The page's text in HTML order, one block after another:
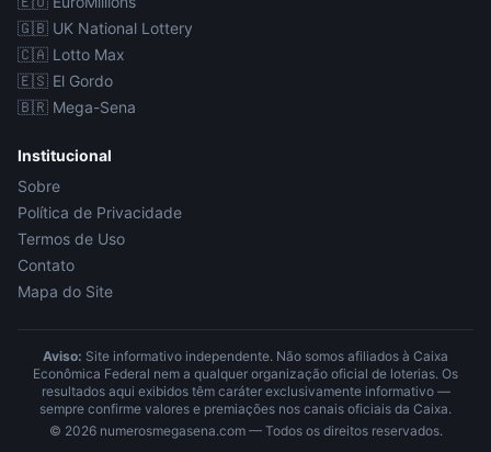
🇬🇧 UK National Lottery
🇨🇦 Lotto Max
🇪🇸 El Gordo
🇧🇷 Mega-Sena
Institucional
Sobre
Política de Privacidade
Termos de Uso
Contato
Mapa do Site
Aviso: Site informativo independente. Não somos afiliados à Caixa
Econômica Federal nem a qualquer organização oficial de loterias. Os
resultados aqui exibidos têm caráter exclusivamente informativo —
sempre confirme valores e premiações nos canais oficiais da Caixa.
© 2026numerosmegasena.com — Todos os direitos reservados.